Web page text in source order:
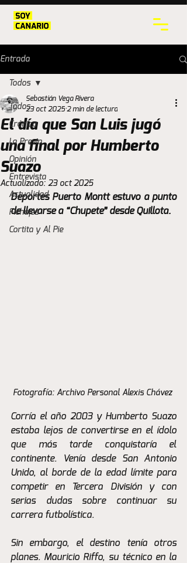
Entrada
Todos
Crónica
La Previa
Opinión
Entrevista
Actualidad
Fichajes
Cortita y Al Pie
Todos
El día que San Luis jugó
una final por Humberto
Suazo
Sebastián Vega Rivera
23 oct 2025 2 min de lectura
Actualizado: 23 oct 2025
Deportes Puerto Montt estuvo a punto
de llevarse a “Chupete” desde Quillota.
Fotografía: Archivo Personal Alexis Chávez
Corría el año 2003 y Humberto Suazo
estaba lejos de convertirse en el ídolo
que más tarde conquistaría el
continente. Venía desde San Antonio
Unido, al borde de la edad límite para
competir en Tercera División y con
serias dudas sobre continuar su
carrera futbolística.
Sin embargo, el destino tenía otros
planes. Mauricio Riffo, su técnico en la